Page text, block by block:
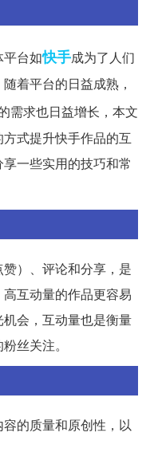
平台如快手成为了人们
着平台的日益成熟，
需求也日益增长，本文
式提升快手作品的互
一些实用的技巧和常
赞）、评论和分享，是
互动量的作品更容易
会，互动量也是衡量
丝关注。
的质量和原创性，以